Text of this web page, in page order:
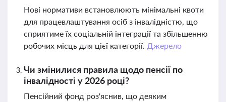
Нові нормативи встановлюють мінімальні квоти
для працевлаштування осіб з інвалідністю, що
сприятиме їх соціальній інтеграції та збільшенню
робочих місць для цієї категорії. Джерело
Чи змінилися правила щодо пенсії по
інвалідності у 2026 році?
Пенсійний фонд роз'яснив, що деяким